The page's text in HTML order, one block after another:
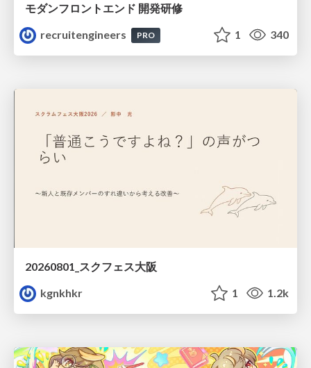
モダンフロントエンド 開発研修
recruitengineers
PRO 1 340
20260801_スクフェス大阪
kgnkhkr
1 1.2k